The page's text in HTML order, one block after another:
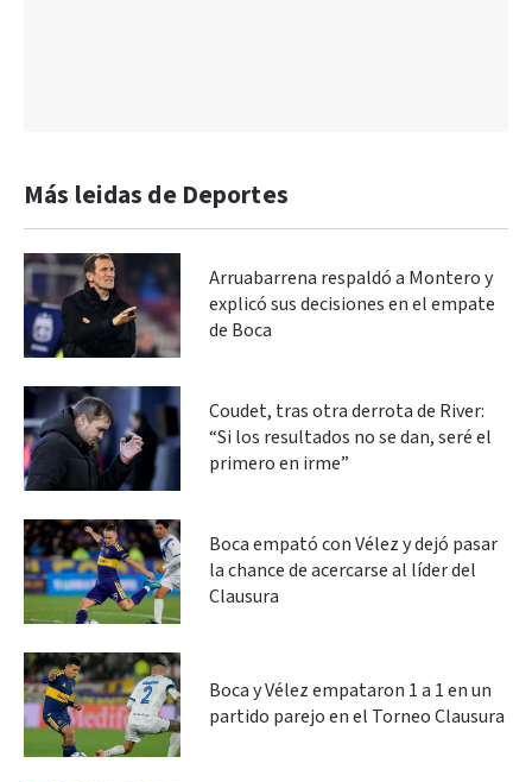
Más leidas de Deportes
Arruabarrena respaldó a Montero y
explicó sus decisiones en el empate
de Boca
Coudet, tras otra derrota de River:
“Si los resultados no se dan, seré el
primero en irme”
Boca empató con Vélez y dejó pasar
la chance de acercarse al líder del
Clausura
Boca y Vélez empataron 1 a 1 en un
partido parejo en el Torneo Clausura